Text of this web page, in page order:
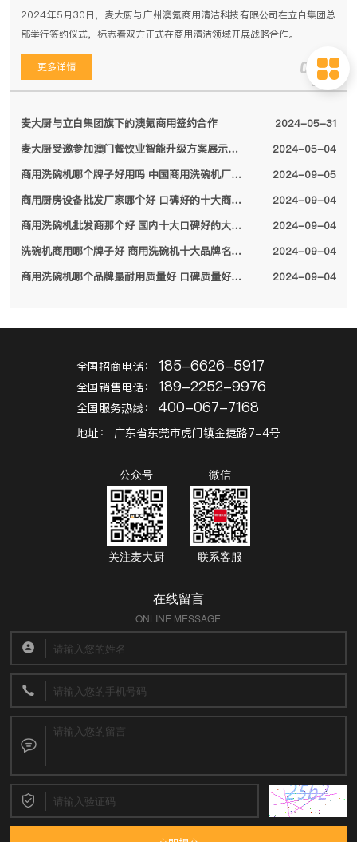
2024年5月30日，麦大厨与广州澳氪商用清洁科技有限公司在立白集团总
部举行签约仪式，标志着双方正式在商用清洁领域开展战略合作。
更多详情 05-31
2024
麦大厨与立白集团旗下的澳氪商用签约合作
2024-05-31
麦大厨受邀参加澳门餐饮业智能升级方案展示会，备受特区领导关注
2024-05-04
商用洗碗机哪个牌子好用吗 中国商用洗碗机厂家排名前十名单2024
2024-09-05
商用厨房设备批发厂家哪个好 口碑好的十大商用厨房设备厂家名单2024
2024-09-04
商用洗碗机批发商那个好 国内十大口碑好的大型商用洗碗机厂家名单2024
2024-09-04
洗碗机商用哪个牌子好 商用洗碗机十大品牌名单2024
2024-09-04
商用洗碗机哪个品牌最耐用质量好 口碑质量好的十大商用洗碗机品牌2024
2024-09-04
全国招商电话： 185-6626-5917
全国销售电话： 189-2252-9976
全国服务热线： 400-067-7168
地址： 广东省东莞市虎门镇金捷路7-4号
公众号
关注麦大厨
微信
联系客服
在线留言
ONLINE MESSAGE